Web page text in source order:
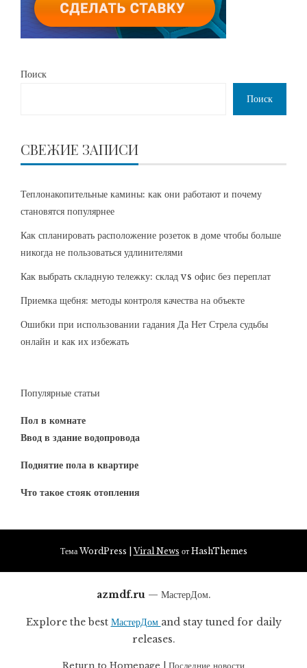
Поиск
Поиск
СВЕЖИЕ ЗАПИСИ
Теплонакопительные камины: как они работают и почему
становятся популярнее
Как спланировать расположение розеток в доме чтобы больше
никогда не пользоваться удлинителями
Как выбрать складную тележку: склад vs офис без переплат
Приемка щебня: методы контроля качества на объекте
Ошибки при использовании гадания Да Нет Стрела судьбы
онлайн и как их избежать
Популярные статьи
Пол в комнате
Ввод в здание водопровода
Поднятие пола в квартире
Что такое стояк отопления
Тема WordPress |Viral News от HashThemes
azmdf.ru — МастерДом.
Explore the best МастерДом and stay tuned for daily
releases.
Return to Homepage Последние новости